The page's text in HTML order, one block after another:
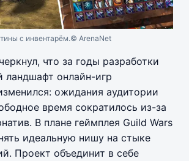
с инвентарём.© ArenaNet
что за годы разработки
ландшафт онлайн-игр
ожидания аудитории
время сократилось из-за
В плане геймплея Guild Wars
идеальную нишу на стыке
Проект объединит в себе